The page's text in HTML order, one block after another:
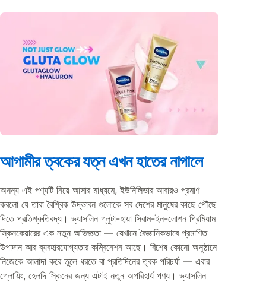
আগামীর ত্বকের যত্ন এখন হাতের নাগালে
অনন্য এই পণ্যটি নিয়ে আসার মাধ্যমে, ইউনিলিভার আবারও প্রমাণ
করলো যে তারা বৈশ্বিক উদ্ভাবন গুলোকে সব দেশের মানুষের কাছে পৌঁছে
দিতে প্রতিশ্রুতিবদ্ধ। ভ্যাসলিন গ্লুটা-হায়া সিরাম-ইন-লোশন প্রিমিয়াম
স্কিনকেয়ারের এক নতুন অভিজ্ঞতা — যেখানে বৈজ্ঞানিকভাবে প্রমাণিত
উপাদান আর ব্যবহারযোগ্যতার কম্বিনেশন আছে। বিশেষ কোনো অনুষ্ঠানে
নিজেকে আলাদা করে তুলে ধরতে বা প্রতিদিনের ত্বক পরিচর্যা — এবার
গ্লোয়িং, হেলদি স্কিনের জন্য এটাই নতুন অপরিহার্য পণ্য। ভ্যাসলিন